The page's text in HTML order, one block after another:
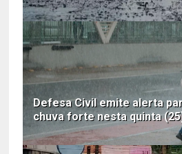
Defesa Civil emite alerta
chuva forte nesta quinta